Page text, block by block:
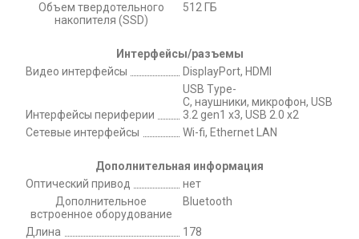
Объем твердотельного
накопителя (SSD)
512 ГБ
Интерфейсы/разъемы
Видео интерфейсы
DisplayPort, HDMI
Интерфейсы периферии
USB Type-
C, наушники, микрофон, USB
3.2 gen1 x3, USB 2.0 x2
Сетевые интерфейсы
Wi-fi, Ethernet LAN
Дополнительная информация
Оптический привод
нет
Дополнительное
встроенное оборудование
Bluetooth
Длина
178